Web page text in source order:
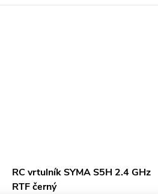
RC vrtulník SYMA S5H 2.4 GHz
RTF černý